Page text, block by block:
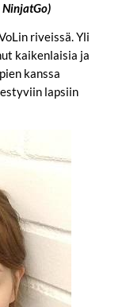
riveissä. Yli
kaikenlaisia ja
kanssa
lapsiin